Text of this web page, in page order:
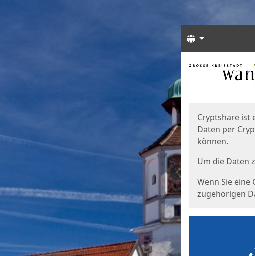
Sprachen
Start
Cryptshare ist
Daten per
können.
Um die Daten
Wenn Sie
zugehörigen